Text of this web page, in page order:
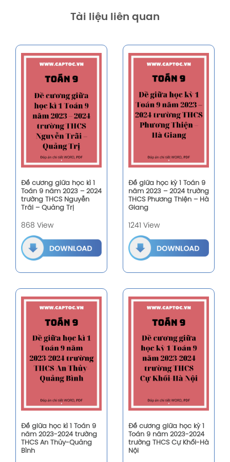
Tài liệu liên quan
Đề cương giữa học kì 1
Toán 9 năm 2023 – 2024
trường THCS Nguyễn
Trãi – Quảng Trị
868 View
Đề giữa học kỳ 1 Toán 9
năm 2023 – 2024 trường
THCS Phương Thiện – Hà
Giang
1241 View
Đề giữa học kì 1 Toán 9
năm 2023-2024 trường
THCS An Thủy-Quảng
Bình
Đề cương giữa học kỳ 1
Toán 9 năm 2023-2024
trường THCS Cự Khối-Hà
Nội